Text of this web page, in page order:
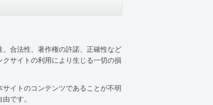
合法性、著作権の許諾、正確性など
サイトの利用により生じる一切の損
イトのコンテンツであることが不明
です。